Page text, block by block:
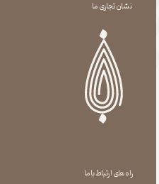
نشان تجاری ما
راه های ارتباط با ما